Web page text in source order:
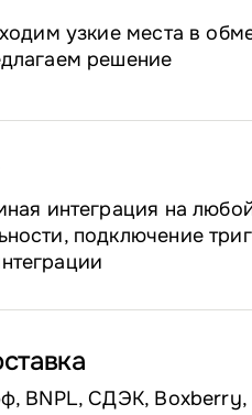
узкие места в
решение
интеграция на
подключение
BNPL, СДЭК,